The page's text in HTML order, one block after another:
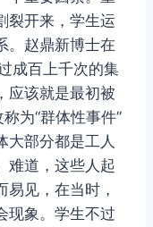
裂开来，学生运
。赵鼎新博士在
成百上千次的集
应该就是最初被
为“群体性事件”
大部分都是工人
难道，这些人起
见，在当时，
现象。学生不过